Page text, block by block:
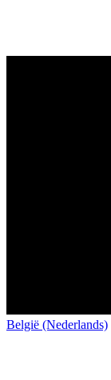
België (Nederlands)